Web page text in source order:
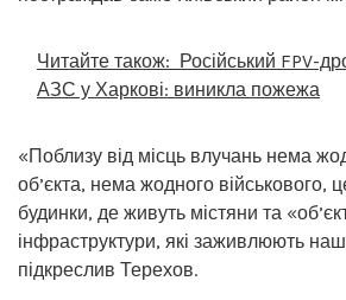
Читайте також: Російський FPV-
АЗС у Харкові: виникла пожежа
«Поблизу від місць влучань нема
об’єкта, нема жодного військового,
будинки, де живуть містяни та
інфраструктури, які заживлюють
підкреслив Терехов.